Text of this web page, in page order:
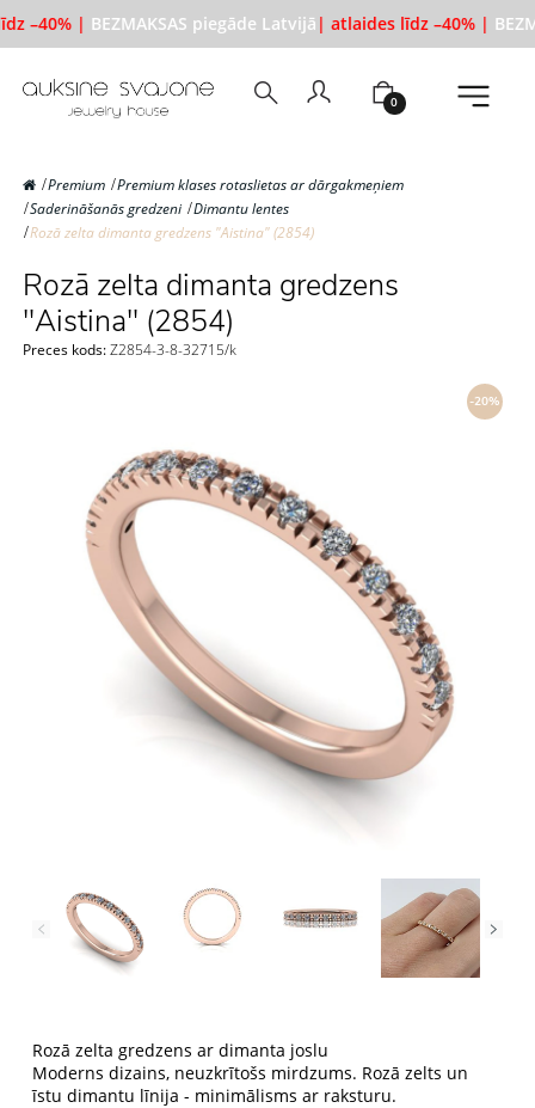
–40% | BEZMAKSAS piegāde Latvijā| atlaides līdz –40% |
0
Premium
Premium klases rotaslietas ar dārgakmeņiem
Saderināšanās gredzeni
Dimantu lentes
Rozā zelta dimanta gredzens "Aistina" (2854)
Rozā zelta dimanta gredzens
"Aistina" (2854)
Preces kods:Z2854-3-8-32715/k
-20%
Rozā zelta gredzens ar dimanta joslu
Moderns dizains, neuzkrītošs mirdzums. Rozā zelts un
īstu dimantu līnija - minimālisms ar raksturu.